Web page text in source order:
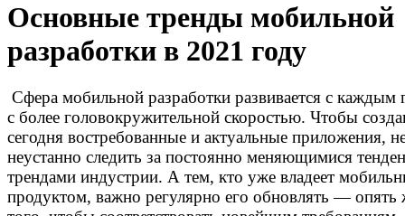
Основные тренды мобильной
разработки в 2021 году
Сфера мобильной разработки развивается с каждым
с более головокружительной скоростью. Чтобы
сегодня востребованные и актуальные приложения,
неустанно следить за постоянно меняющимися
трендами индустрии. А тем, кто уже владеет
продуктом, важно регулярно его обновлять — опять